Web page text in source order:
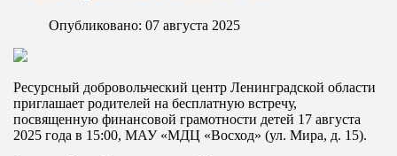
Опубликовано: 07 августа 2025
Ресурсный добровольческий центр Ленинградской области
приглашает родителей на бесплатную встречу,
посвященную финансовой грамотности детей 17 августа
2025 года в 15:00, МАУ «МДЦ «Восход» (ул. Мира, д. 15).